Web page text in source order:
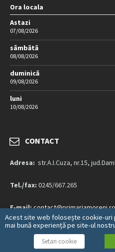
Ora locala
Astazi
07/08/2026
sâmbătă
08/08/2026
duminică
09/08/2026
luni
10/08/2026
CONTACT
Adresa: str.A.I.Cuza, nr.15,
Tel./fax: 0245/667.265
E-mail:contact@primariamoreni.ro
Mai multe detalii…
Acest site web folosește cookie-uri
mai bună experiență pe site-ul
Setari cookie